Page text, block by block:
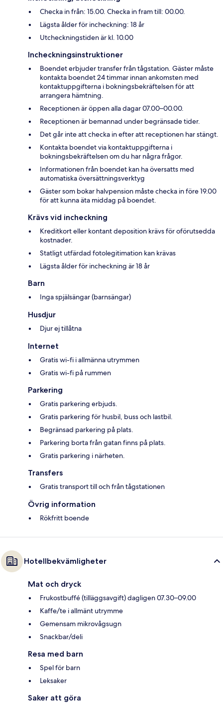
Checka in från: 15.00. Checka in fram till: 00.00.
Lägsta ålder för incheckning: 18 år
Utcheckningstiden är kl. 10.00
Incheckningsinstruktioner
Boendet erbjuder transfer från tågstation. Gäster måste
kontakta boendet 24 timmar innan ankomsten med
kontaktuppgifterna i bokningsbekräftelsen för att
arrangera hämtning.
Receptionen är öppen alla dagar 07.00–00.00.
Receptionen är bemannad under begränsade tider.
Det går inte att checka in efter att receptionen har stängt.
Kontakta boendet via kontaktuppgifterna i
bokningsbekräftelsen om du har några frågor.
Informationen från boendet kan ha översatts med
automatiska översättningsverktyg
Gäster som bokar halvpension måste checka in före 19.00
för att kunna äta middag på boendet.
Krävs vid incheckning
Kreditkort eller kontant deposition krävs för oförutsedda
kostnader.
Statligt utfärdad fotolegitimation kan krävas
Lägsta ålder för incheckning är 18 år
Barn
Inga spjälsängar (barnsängar)
Husdjur
Djur ej tillåtna
Internet
Gratis wi-fi i allmänna utrymmen
Gratis wi-fi på rummen
Parkering
Gratis parkering erbjuds.
Gratis parkering för husbil, buss och lastbil.
Begränsad parkering på plats.
Parkering borta från gatan finns på plats.
Gratis parkering i närheten.
Transfers
Gratis transport till och från tågstationen
Övrig information
Rökfritt boende
Hotellbekvämligheter
Mat och dryck
Frukostbuffé (tilläggsavgift) dagligen 07.30–09.00
Kaffe/te i allmänt utrymme
Gemensam mikrovågsugn
Snackbar/deli
Resa med barn
Spel för barn
Leksaker
Saker att göra